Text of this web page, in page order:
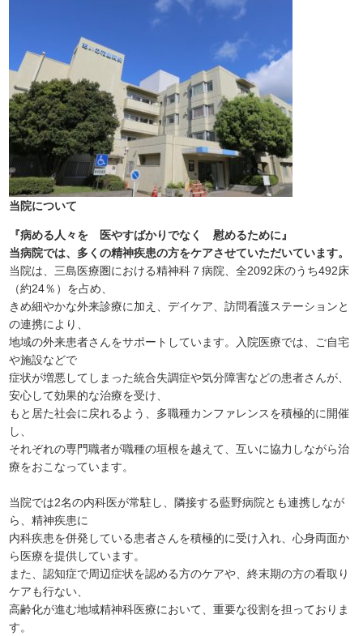
当院について
『病める人々を 医やすばかりでなく 慰めるために』
当病院では、多くの精神疾患の方をケアさせていただいています。
当院は、三島医療圏における精神科７病院、全2092床のうち492床
（約24％）を占め、
きめ細やかな外来診療に加え、デイケア、訪問看護ステーションと
の連携により、
地域の外来患者さんをサポートしています。入院医療では、ご自宅
や施設などで
症状が増悪してしまった統合失調症や気分障害などの患者さんが、
安心して効果的な治療を受け、
もと居た社会に戻れるよう、多職種カンファレンスを積極的に開催
し、
それぞれの専門職者が職種の垣根を越えて、互いに協力しながら治
療をおこなっています。
当院では2名の内科医が常駐し、隣接する藍野病院とも連携しなが
ら、精神疾患に
内科疾患を併発している患者さんを積極的に受け入れ、心身両面か
ら医療を提供しています。
また、認知症で周辺症状を認める方のケアや、終末期の方の看取り
ケアも行ない、
高齢化が進む地域精神科医療において、重要な役割を担っておりま
す。